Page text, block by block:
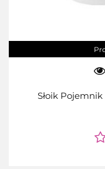
Słoik